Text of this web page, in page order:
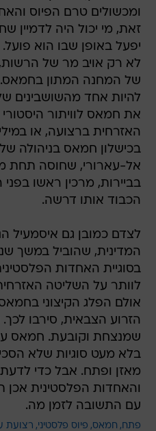
ומכשולים טרם הפיוס
זאת, מי יכול היה לדמיין
יפעל באופן שבו הוא
לא רק אויב מר של
של המחנה המתון בחמאס.
להיות אחד מהשושבינים
את חמאס לוויתור
האזרחית ברצועה, או
בכישלון חמאס בניהולה
אל-עארורי, שחוסה תחת
בביירות, מרכין ראשו
הכבוד אותו דרשה.
לצדם כמובן גם איסמעיל
המדינית, שהוביל במשך
בסוגיית האחדות
לוותר על השליטה
אולם הפלג הקיצוני
הזרוע הצבאית, סירבו
שמנצחת וקובעת. חמאס
בלא מעט סוגיות שלא
מאזן ופתח. אבל כדי
והאחדות הפלסטינית
עם התשובה לזמן מה.
פתח חמאס פיוס פלסטיני רצועת